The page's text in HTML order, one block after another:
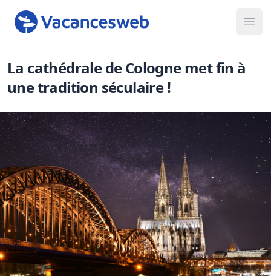
La cathédrale de Cologne met fin à
une tradition séculaire !